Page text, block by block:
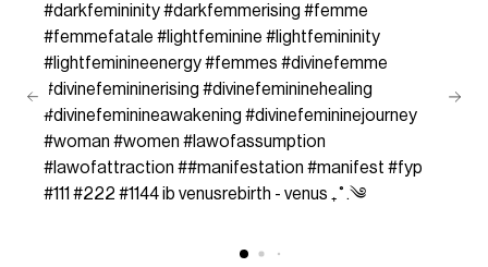
#darkfemininity#darkfemmerising #femme
#femmefatale #lightfeminine #lightfemininity
#lightfeminineenergy#femmes #divinefemme
#divinefemininerising #divinefemininehealing
#divinefeminineawakening #divinefemininejourney
#woman #women #lawofassumption
#lawofattraction ##manifestation #manifest #fyp
#111 #222 #1144ib venusrebirth - venus ₊˚.༄